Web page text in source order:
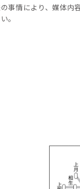
事情により、媒体内
。